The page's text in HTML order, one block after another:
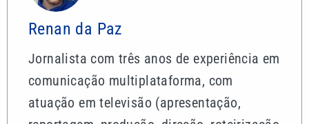
Renan da Paz
Jornalista com três anos de experiência em
comunicação multiplataforma, com
atuação em televisão (apresentação,